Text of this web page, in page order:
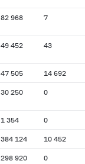
82 968 7
49 452 43
47 505 14 692
30 250 0
1 354 0
384 124 10 452
298 920 0